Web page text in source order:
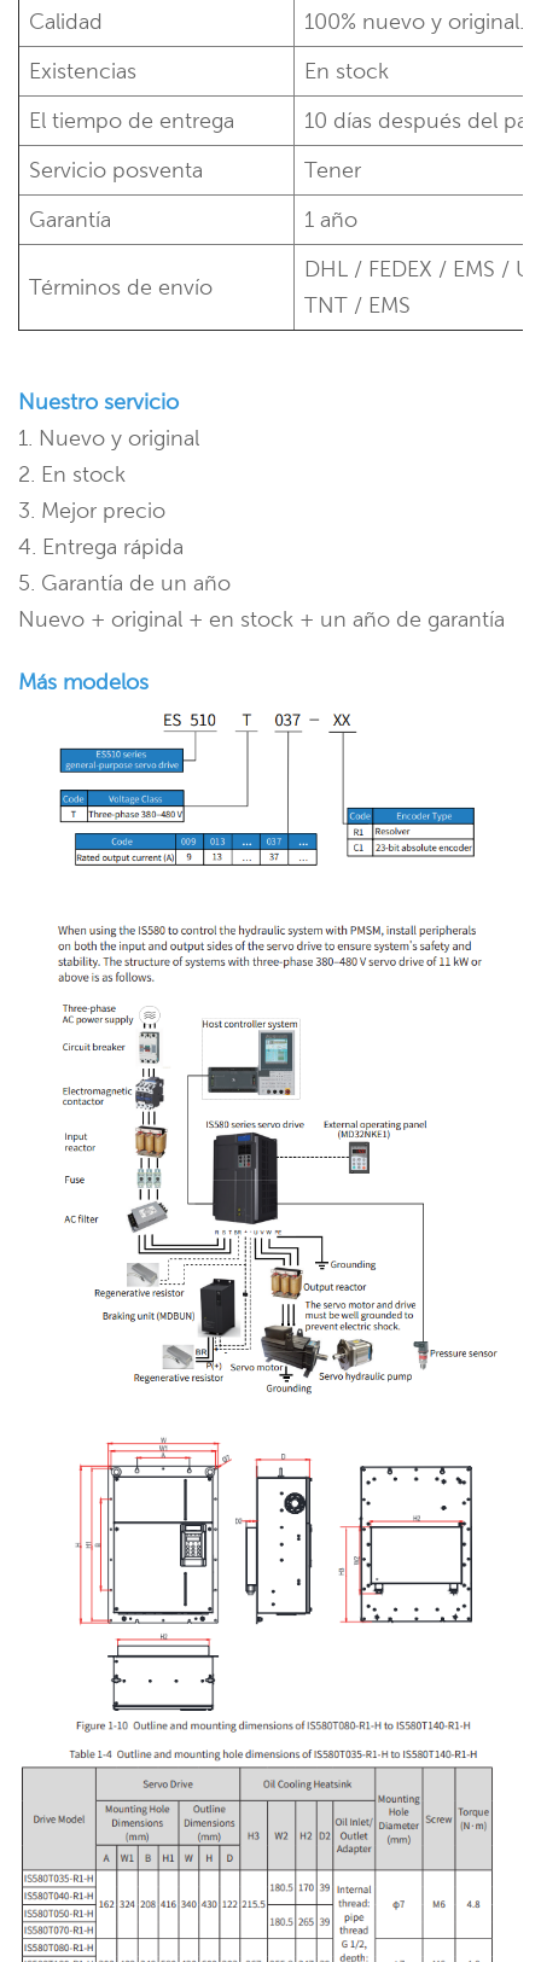
Calidad
100% nuevo y original.
Existencias
En stock
El tiempo de entrega
10 días después del
Servicio posventa
Tener
Garantía
1 año
Términos de envío
DHL / FEDEX / EMS /
TNT / EMS
Nuestro servicio
1. Nuevo y original
2. En stock
3. Mejor precio
4. Entrega rápida
5. Garantía de un año
Nuevo + original + en stock + un año de garantía
Más modelos